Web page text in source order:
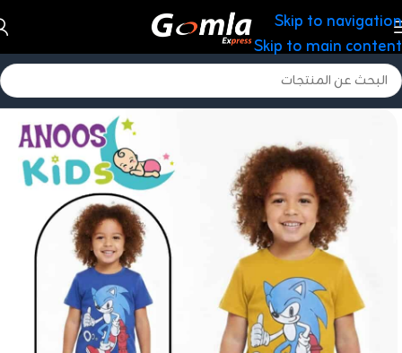
Skip to navigation
Skip to main content